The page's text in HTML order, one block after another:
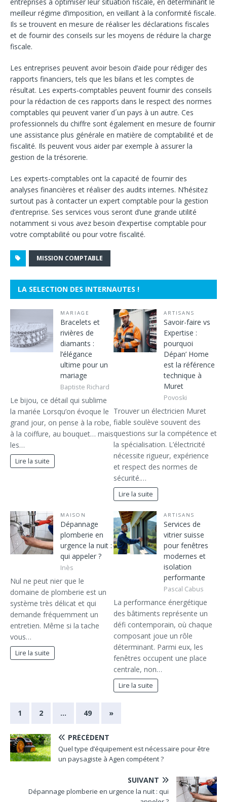
meilleur régime d’imposition, en veillant à la conformité fiscale.
Ils se trouvent en mesure de réaliser les déclarations fiscales
et de fournir des conseils sur les moyens de réduire la charge
fiscale.
Les entreprises peuvent avoir besoin d’aide pour rédiger des
rapports financiers, tels que les bilans et les comptes de
résultat. Les experts-comptables peuvent fournir des conseils
pour la rédaction de ces rapports dans le respect des normes
comptables qui peuvent varier d´un pays à un autre. Ces
professionnels du chiffre sont également en mesure de fournir
une assistance plus générale en matière de comptabilité et de
fiscalité. Ils peuvent vous aider par exemple à assurer la
gestion de la trésorerie.
Les experts-comptables ont la capacité de fournir des
analyses financières et réaliser des audits internes. N’hésitez
surtout pas à contacter un expert comptable pour la gestion
d’entreprise. Ses services vous seront d’une grande utilité
notamment si vous avez besoin d’expertise comptable pour
votre comptabilité ou pour votre fiscalité.
MISSION COMPTABLE
LA SELECTION DES INTERNAUTES !
MARIAGE
Bracelets et
rivières de
diamants :
l’élégance
ultime pour un
mariage
Baptiste Richard
Le bijou, ce détail qui sublime
la mariée Lorsqu’on évoque le
grand jour, on pense à la robe,
à la coiffure, au bouquet… mais
les…
Lire la suite
ARTISANS
Savoir-faire vs
Expertise :
pourquoi
Dépan’ Home
est la référence
technique à
Muret
Povoski
Trouver un électricien Muret
fiable soulève souvent des
questions sur la compétence et
la spécialisation. L’électricité
nécessite rigueur, expérience
et respect des normes de
sécurité.…
Lire la suite
MAISON
Dépannage
plomberie en
urgence la nuit :
qui appeler ?
Inès
Nul ne peut nier que le
domaine de plomberie est un
système très délicat et qui
demande fréquemment un
entretien. Même si la tache
vous…
Lire la suite
ARTISANS
Services de
vitrier suisse
pour fenêtres
modernes et
isolation
performante
Pascal Cabus
La performance énergétique
des bâtiments représente un
défi contemporain, où chaque
composant joue un rôle
déterminant. Parmi eux, les
fenêtres occupent une place
centrale, non…
Lire la suite
1 2 … 49 »
PRÉCÉDENT
Quel type d’équipement est nécessaire pour être
un paysagiste à Agen compétent ?
SUIVANT
Dépannage plomberie en urgence la nuit : qui